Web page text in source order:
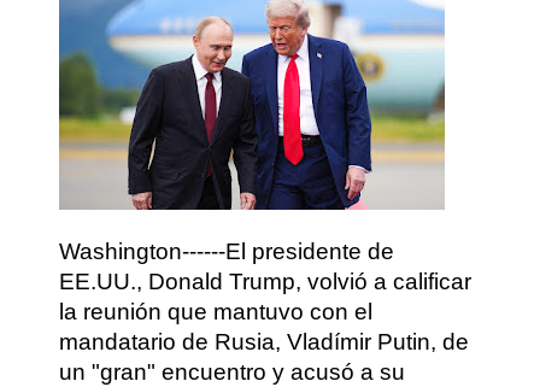
Washington------El presidente de
EE.UU., Donald Trump, volvió a calificar
la reunión que mantuvo con el
mandatario de Rusia, Vladímir Putin, de
un "gran" encuentro y acusó a su